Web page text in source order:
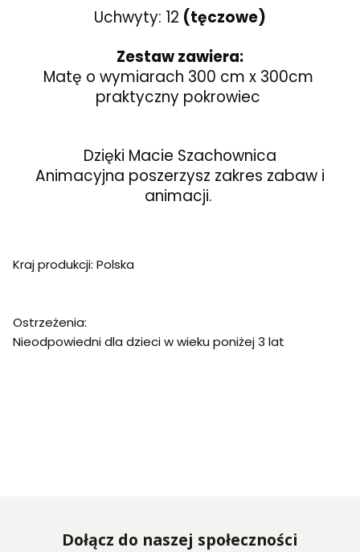
Uchwyty: 12 (tęczowe)
Zestaw zawiera:
Matę o wymiarach 300 cm x 300cm
praktyczny pokrowiec
Dzięki Macie Szachownica
Animacyjna poszerzysz zakres zabaw i
animacji.
Kraj produkcji: Polska
Ostrzeżenia:
Nieodpowiedni dla dzieci w wieku poniżej 3 lat
Dołącz do naszej społeczności